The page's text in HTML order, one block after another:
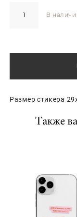
В
Размер стикера
Также